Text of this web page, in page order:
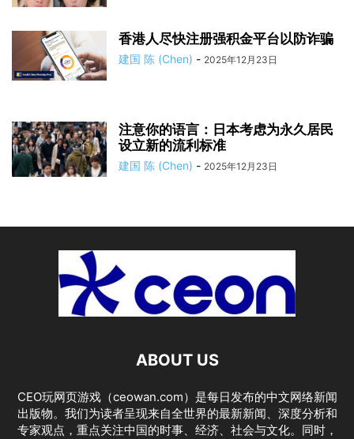
香港人尽快注册强积金平台以防诈骗
建国 陈 (Chen) - 2025年12月23日
注意你的语言：日本考虑为永久居民
设立新的流利标准
建国 陈 (Chen) - 2025年12月23日
ABOUT US
CEO玩网页游戏（ceowan.com）是每日发布的中文网络新闻
出版物。我们为读者呈现来自全世界的最新新闻、深度分析和
专家观点，重点关注中国的时事、经济、社会与文化。同时，